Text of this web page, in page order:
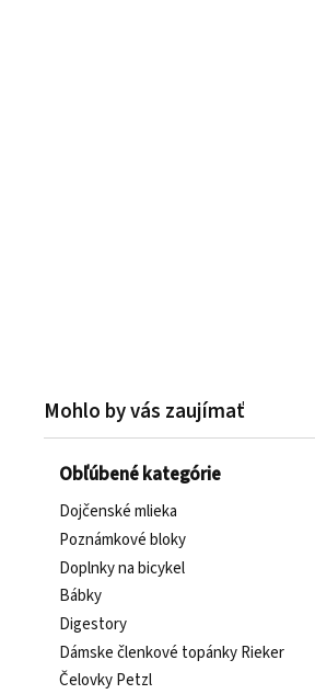
Mohlo by vás zaujímať
Obľúbené kategórie
Dojčenské mlieka
Poznámkové bloky
Doplnky na bicykel
Bábky
Digestory
Dámske členkové topánky Rieker
Čelovky Petzl